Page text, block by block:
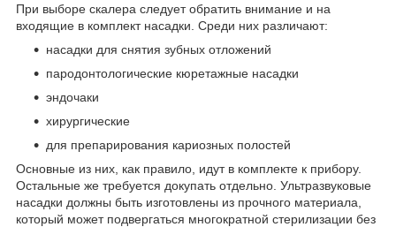
При выборе скалера следует обратить внимание и на
входящие в комплект насадки. Среди них различают:
насадки для снятия зубных отложений
пародонтологические кюретажные насадки
эндочаки
хирургические
для препарирования кариозных полостей
Основные из них, как правило, идут в комплекте к прибору.
Остальные же требуется докупать отдельно. Ультразвуковые
насадки должны быть изготовлены из прочного материала,
который может подвергаться многократной стерилизации без